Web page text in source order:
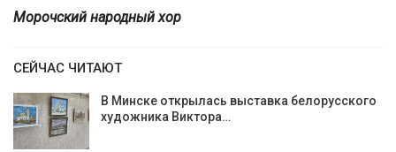
Морочский народный хор
СЕЙЧАС ЧИТАЮТ
В Минске открылась выставка белорусского
художника Виктора…